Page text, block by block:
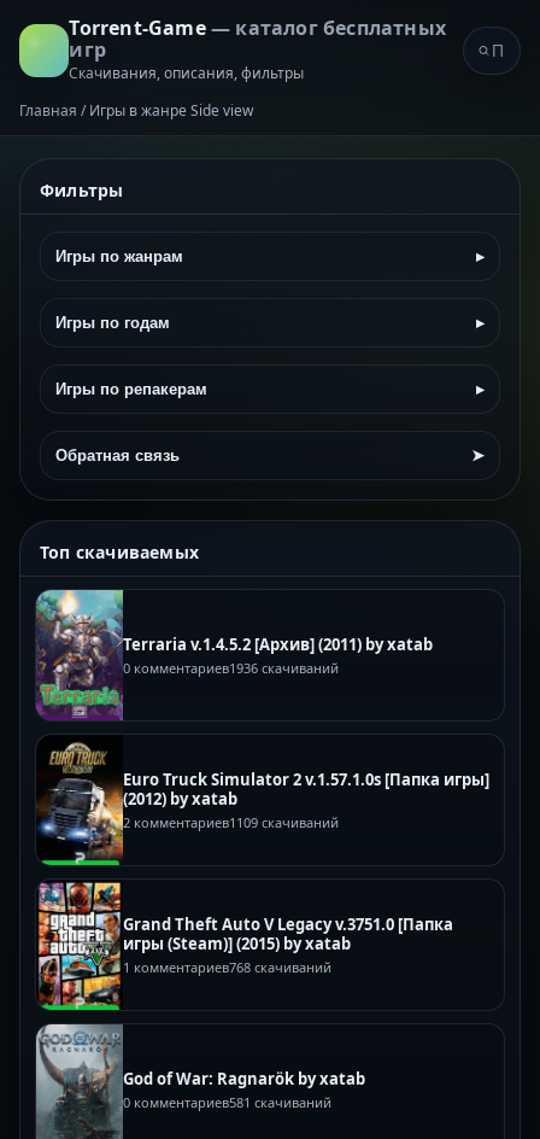
Torrent-Game— каталог бесплатных
игр
Скачивания, описания, фильтры
Главная / Игры в жанре Side view
Фильтры
Игры по жанрам ▸
Игры по годам ▸
Игры по репакерам ▸
Обратная связь ➤
Топ скачиваемых
Terraria v.1.4.5.2 [Архив] (2011) by xatab
0 комментариев1936 скачиваний
Euro Truck Simulator 2 v.1.57.1.0s [Папка игры]
(2012) by xatab
2 комментариев1109 скачиваний
Grand Theft Auto V Legacy v.3751.0 [Папка
игры (Steam)] (2015) by xatab
1 комментариев768 скачиваний
God of War: Ragnarök by xatab
0 комментариев581 скачиваний